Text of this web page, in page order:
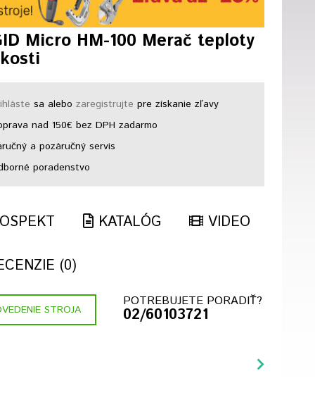
Micro HM-100 Merač teploty
sa alebo zaregistrujte pre získanie zľavy
nad 150€ bez DPH zadarmo
a pozáručný servis
poradenstvo
KATALÓG VIDEO
(0)
STROJA
POTREBUJETE PORADIŤ?
02/60103721